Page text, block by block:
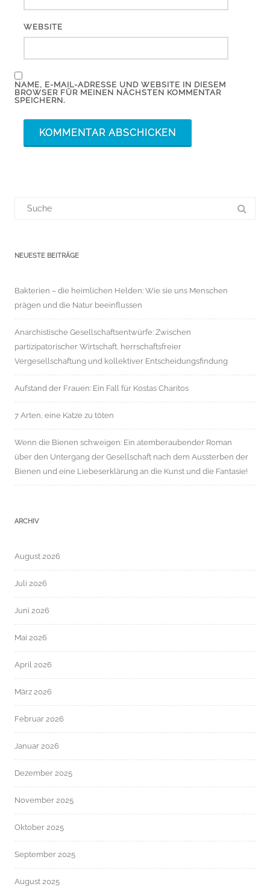
WEBSITE
NAME, E-MAIL-ADRESSE UND WEBSITE IN DIESEM
BROWSER FÜR MEINEN NÄCHSTEN KOMMENTAR
SPEICHERN.
NEUESTE BEITRÄGE
Bakterien – die heimlichen Helden: Wie sie uns Menschen
prägen und die Natur beeinflussen
Anarchistische Gesellschaftsentwürfe: Zwischen
partizipatorischer Wirtschaft, herrschaftsfreier
Vergesellschaftung und kollektiver Entscheidungsfindung
Aufstand der Frauen: Ein Fall für Kostas Charitos
7 Arten, eine Katze zu töten
Wenn die Bienen schweigen: Ein atemberaubender Roman
über den Untergang der Gesellschaft nach dem Aussterben der
Bienen und eine Liebeserklärung an die Kunst und die Fantasie!
ARCHIV
August 2026
Juli 2026
Juni 2026
Mai 2026
April 2026
März 2026
Februar 2026
Januar 2026
Dezember 2025
November 2025
Oktober 2025
September 2025
August 2025